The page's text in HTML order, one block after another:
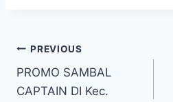
PREVIOUS
PROMO SAMBAL
CAPTAIN DI Kec.